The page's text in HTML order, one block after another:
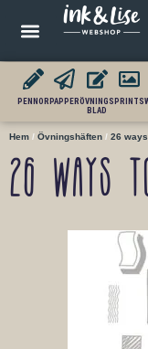
PENNOR PAPPERÖVNINGS
BLAD
PRINTS
Hem / Övningshäften / 26
26 ways